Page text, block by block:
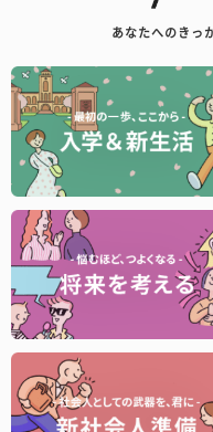
あなたへのきっ